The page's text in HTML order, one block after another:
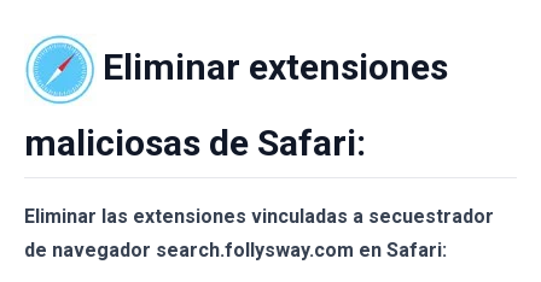
Eliminar extensiones
maliciosas de Safari:
Eliminar las extensiones vinculadas a secuestrador
de navegador search.follysway.com en Safari: